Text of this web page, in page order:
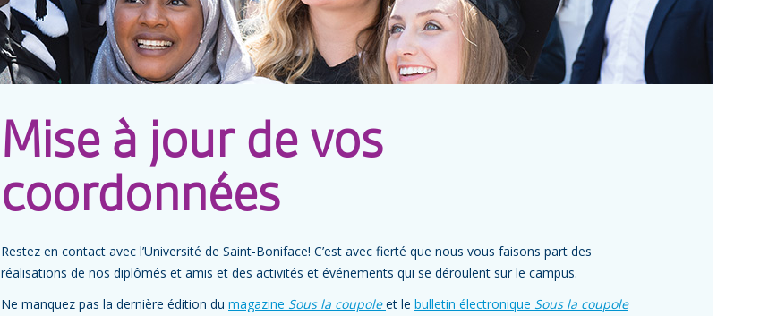
Mise à jour de vos
coordonnées
Restez en contact avec l’Université de Saint-Boniface! C’est avec fierté que nous vous faisons part des
réalisations de nos diplômés et amis et des activités et événements qui se déroulent sur le campus.
Ne manquez pas la dernière édition du magazine Sous la coupole et le bulletin électronique Sous la coupole